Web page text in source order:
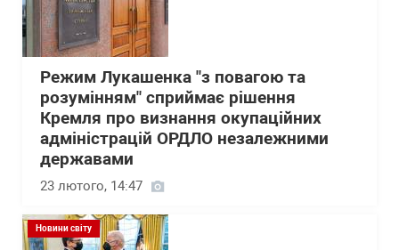
Режим Лукашенка "з повагою та
розумінням" сприймає рішення
Кремля про визнання окупаційних
адміністрацій ОРДЛО незалежними
державами
23 лютого, 14:47
Новини світу